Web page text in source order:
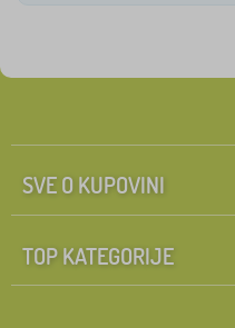
SVE O KUPOVINI
TOP KATEGORIJE